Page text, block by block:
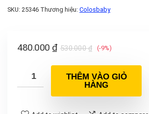
SKU: 25346 Thương hiệu: Colosbaby
530.000₫
480.000 ₫ (-9%)
THÊM VÀO GIỎ
HÀNG